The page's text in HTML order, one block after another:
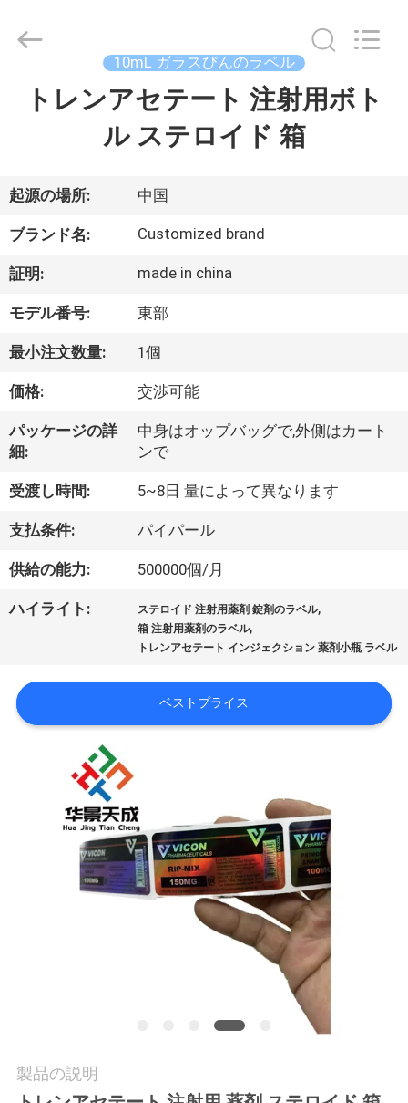
ロ
ダ
ク
ト
達
に
つ
い
て
工
旅
行
連
2017
(Xiamen)
10mL ガラスびんのラベル
トレンアセテート 注射用ボト
ル ステロイド 箱
起源の場所: 中国
ブランド名: Customized brand
証明: made in china
モデル番号: 東部
最小注文数量: 1個
価格: 交渉可能
パッケージの詳
細:
中身はオップバッグで,外側はカート
ンで
受渡し時間: 5~8日 量によって異なります
支払条件: パイパール
供給の能力: 500000個/月
ハイライト: ステロイド 注射用薬剤 錠剤のラベル,
箱 注射用薬剤のラベル,
トレンアセテート インジェクション 薬剤小瓶 ラベル
ベストプライス
製品の説明